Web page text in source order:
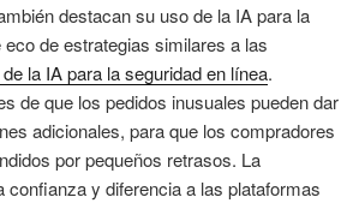
destacan su uso de la IA para la
de estrategias similares a las
la IA para la seguridad en línea.
de que los pedidos inusuales pueden dar
adicionales, para que los compradores
por pequeños retrasos. La
confianza y diferencia a las plataformas